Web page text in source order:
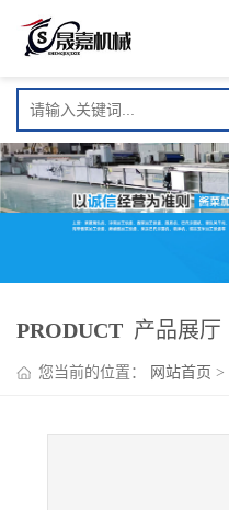
PRODUCT 产品展厅
您当前的位置： 网站首页 >